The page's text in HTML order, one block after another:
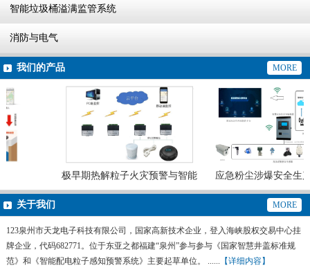
智能垃圾桶溢满监管系统
消防与电气
我们的产品 MORE
极早期热解粒子火灾预警与智能
灭火系统
应急粉尘涉爆安全生产
预警系统
关于我们
MORE
123泉州市天龙电子科技有限公司，国家高新技术企业，登入海峡股权交易中心挂
牌企业，代码682771。位于东亚之都福建“泉州”参与参与《国家智慧井盖标准规
范》和《智能配电粒子感知预警系统》主要起草单位。 ...... 【详细内容】